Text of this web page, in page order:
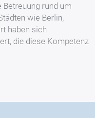
rund um
wie Berlin,
haben sich
die diese Kompetenz